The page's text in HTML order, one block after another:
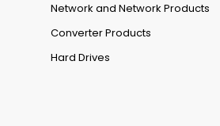
Network and Network Products
Converter Products
Hard Drives